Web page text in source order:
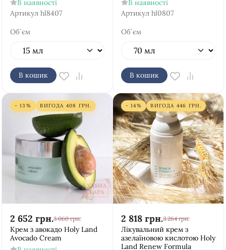
В наявності
Артикул hl8407
Об`єм
В кошик
В наявності
Артикул hl0807
Об`єм
В кошик
- 13% ВИГОДА 408 ГРН.
2 652 грн.3 060 грн.
Крем з авокадо Holy Land
Avocado Cream
- 14% ВИГОДА 446 ГРН.
2 818 грн.3 264 грн.
Лікувальний крем з
азелаїновою кислотою Holy
Land Renew Formula